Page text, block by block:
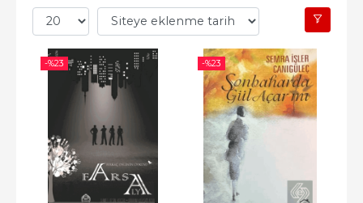
-%23 -%23